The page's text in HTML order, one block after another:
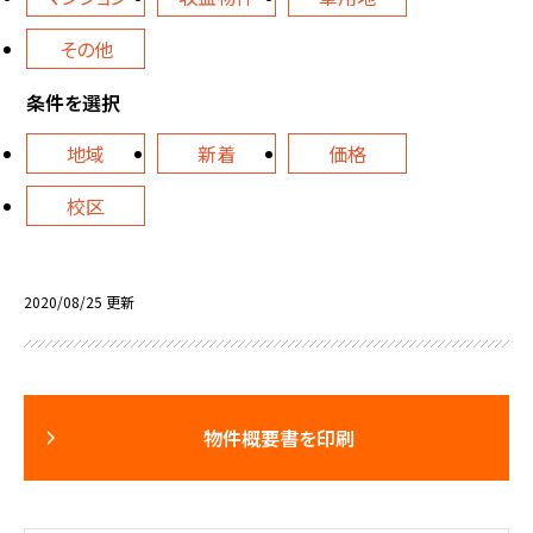
その他
条件を選択
地域
新着
価格
校区
2020/08/25 更新
物件概要書を印刷